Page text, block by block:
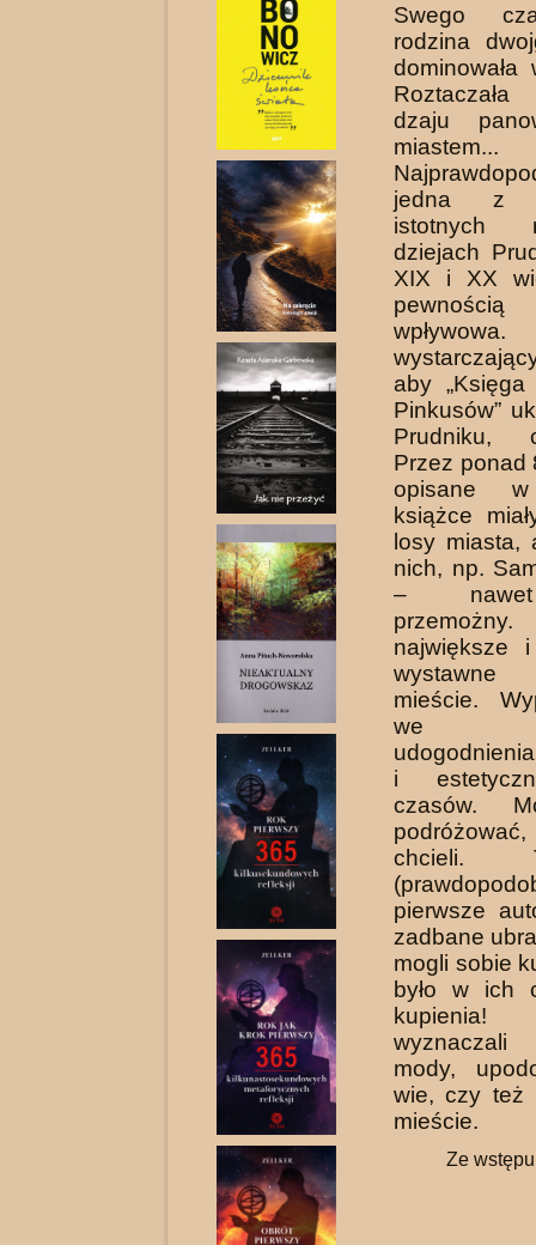
Swego
rodzina
dominowała
dzaju
miastem...
jedna z
istotnych
dziejach
XIX i XX
pewnością
aby
Pinkusów”
Prudniku,
Przez ponad
opisane w
książce
losy miasta,
nich, np.
–
największe
mieście.
we
i
czasów.
chcieli.
pierwsze
zadbane
mogli sobie
było w ich
wyznaczali
mody,
wie, czy też
mieście.
Ze